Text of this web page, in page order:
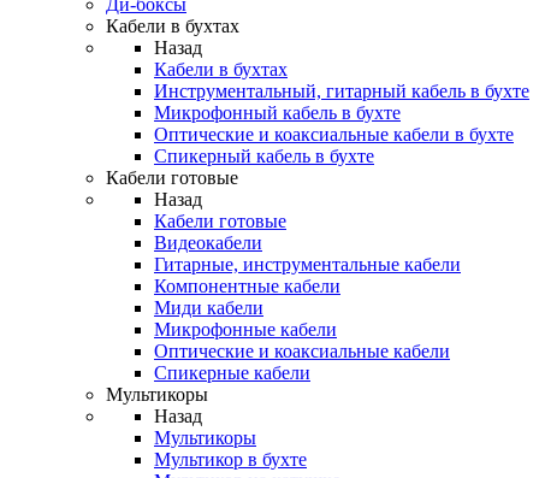
Ди-боксы
Кабели в бухтах
Назад
Кабели в бухтах
Инструментальный, гитарный кабель в бухте
Микрофонный кабель в бухте
Оптические и коаксиальные кабели в бухте
Спикерный кабель в бухте
Кабели готовые
Назад
Кабели готовые
Видеокабели
Гитарные, инструментальные кабели
Компонентные кабели
Миди кабели
Микрофонные кабели
Оптические и коаксиальные кабели
Спикерные кабели
Мультикоры
Назад
Мультикоры
Мультикор в бухте